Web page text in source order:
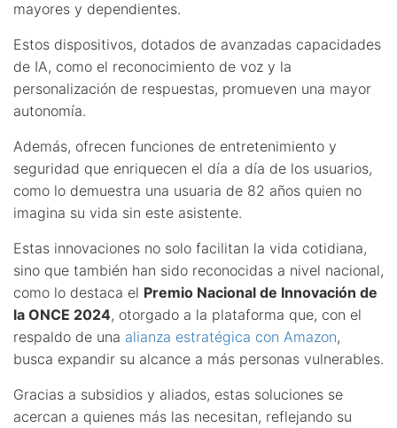
mayores y dependientes.
Estos dispositivos, dotados de avanzadas capacidades
de IA, como el reconocimiento de voz y la
personalización de respuestas, promueven una mayor
autonomía.
Además, ofrecen funciones de entretenimiento y
seguridad que enriquecen el día a día de los usuarios,
como lo demuestra una usuaria de 82 años quien no
imagina su vida sin este asistente.
Estas innovaciones no solo facilitan la vida cotidiana,
sino que también han sido reconocidas a nivel nacional,
como lo destaca el Premio Nacional de Innovación de
la ONCE 2024, otorgado a la plataforma que, con el
respaldo de una alianza estratégica con Amazon,
busca expandir su alcance a más personas vulnerables.
Gracias a subsidios y aliados, estas soluciones se
acercan a quienes más las necesitan, reflejando su